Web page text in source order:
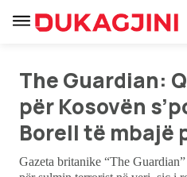
The Guardian:
për Kosovën
Borell të mbajë
Gazeta britanike “The